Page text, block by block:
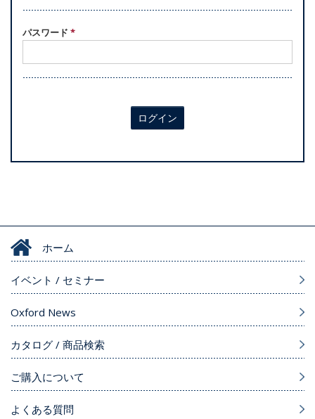
パスワード *
ログイン
ホーム
イベント / セミナー
Oxford News
カタログ / 商品検索
ご購入について
よくある質問